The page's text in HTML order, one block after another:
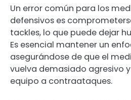
Un error común para los
defensivos es
tackles, lo que puede dejar
Es esencial mantener un
asegurándose de que el
vuelva demasiado agresivo
equipo a contraataques.